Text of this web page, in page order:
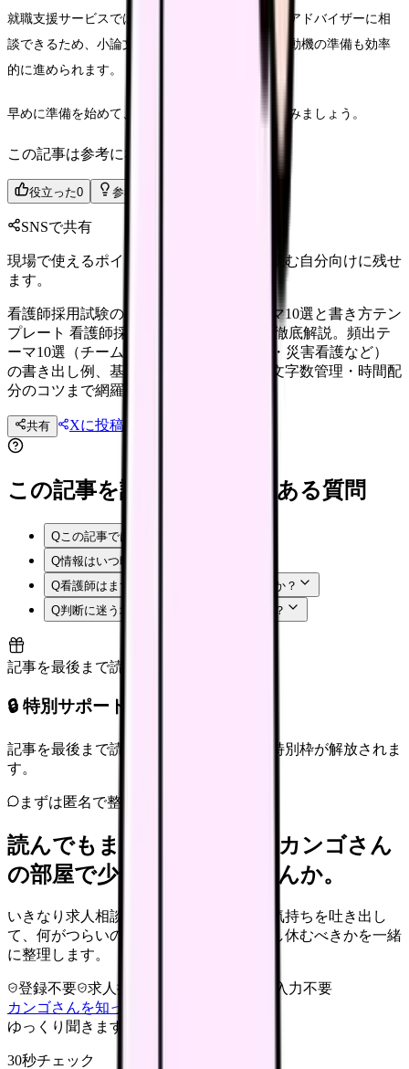
就職支援サービスでは、採用試験の傾向に詳しいアドバイザーに相
談できるため、小論文対策だけでなく面接や志望動機の準備も効率
的に進められます。
早めに準備を始めて、自信を持って採用試験に臨みましょう。
この記事は参考になりましたか？
役立った0 参考になった
SNSで共有
現場で使えるポイントを、同僚やあとで読む自分向けに残せ
ます。
看護師採用試験の小論文対策｜頻出テーマ10選と書き方テン
プレート 看護師採用試験の小論文対策を徹底解説。頻出テ
ーマ10選（チーム医療・終末期・AI医療・災害看護など）
の書き出し例、基本構成テンプレート、文字数管理・時間配
分のコツまで網羅。
共有 Xに投稿
この記事を読む前後によくある質問
Q この記事では何を確認できますか？
Q情報はいつ時点のものですか？
Q看護師はまず何から確認すればよいですか？
Q判断に迷う場合はどうすればよいですか？
記事を最後まで読むと解放
🔒 特別サポート枠（未開放）
記事を最後まで読むと、転職サポートの特別枠が解放されま
す。
まずは匿名で整理
読んでもまだ苦しいなら、カンゴさん
の部屋で少し話してみませんか。
いきなり求人相談には進みません。今の気持ちを吐き出し
て、何がつらいのか、辞めるべきか、少し休むべきかを一緒
に整理します。
登録不要 求人押し売りなし
病院名は入力不要
カンゴさんを知ってから相談する
ゆっくり聞きます
30秒チェック